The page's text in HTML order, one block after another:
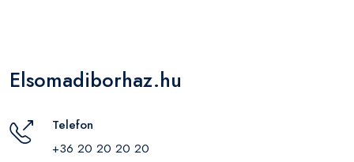
Elsomadiborhaz.hu
Telefon
+36 20 20 20 20